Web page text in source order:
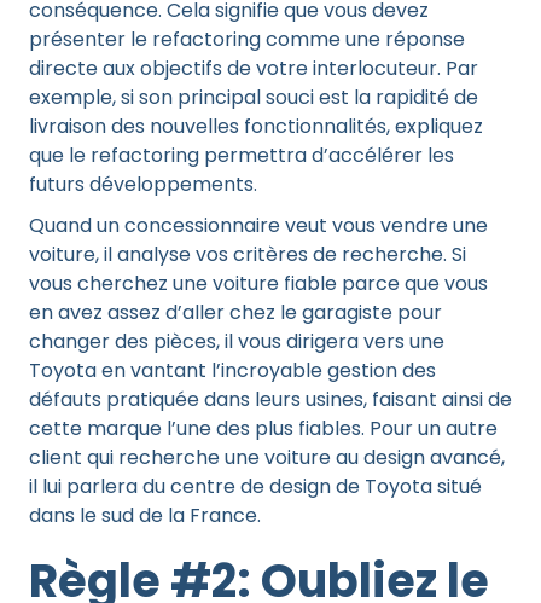
conséquence. Cela signifie que vous devez
présenter le refactoring comme une réponse
directe aux objectifs de votre interlocuteur. Par
exemple, si son principal souci est la rapidité de
livraison des nouvelles fonctionnalités, expliquez
que le refactoring permettra d’accélérer les
futurs développements.
Quand un concessionnaire veut vous vendre une
voiture, il analyse vos critères de recherche. Si
vous cherchez une voiture fiable parce que vous
en avez assez d’aller chez le garagiste pour
changer des pièces, il vous dirigera vers une
Toyota en vantant l’incroyable gestion des
défauts pratiquée dans leurs usines, faisant ainsi de
cette marque l’une des plus fiables. Pour un autre
client qui recherche une voiture au design avancé,
il lui parlera du centre de design de Toyota situé
dans le sud de la France.
Règle #2: Oubliez le